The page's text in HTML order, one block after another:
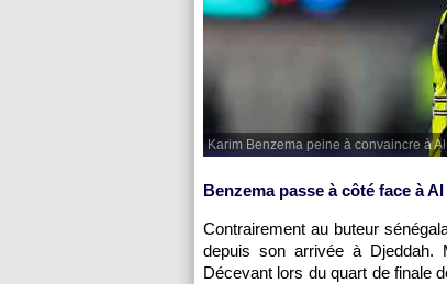
Karim Benzema peine à convaincre à
Benzema passe à côté face à
Contrairement au buteur
depuis son arrivée à Djeddah.
Décevant lors du quart de finale